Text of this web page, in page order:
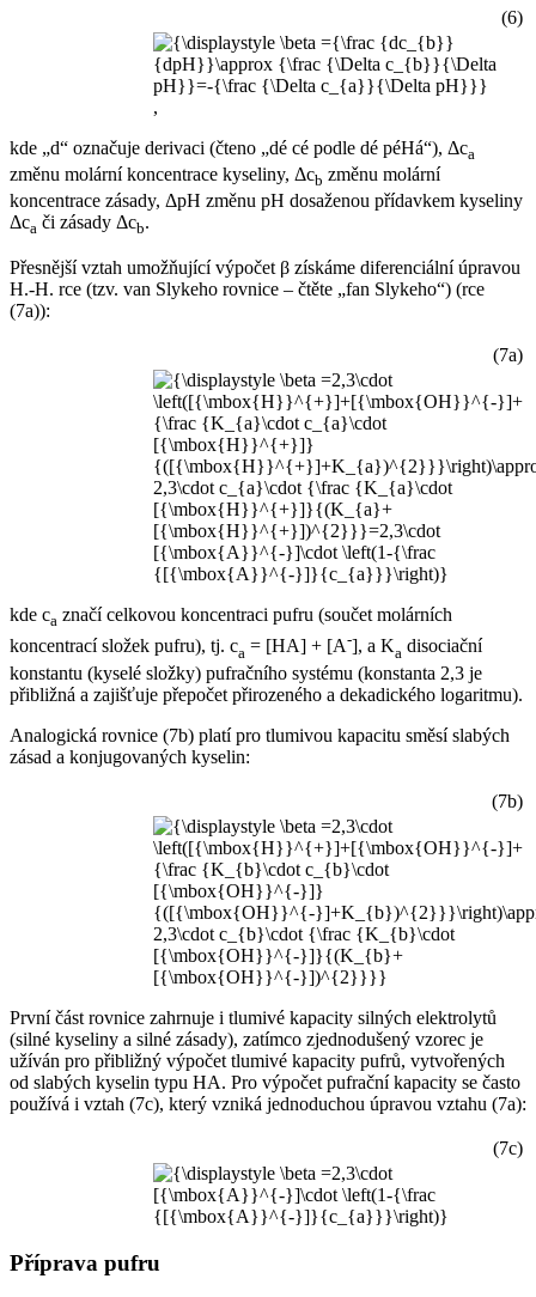
(6)
,
kde „d“ označuje derivaci (čteno „dé cé podle dé péHá“), Δca
změnu molární koncentrace kyseliny, Δcb změnu molární
koncentrace zásady, ΔpH změnu pH dosaženou přídavkem kyseliny
Δca či zásady Δcb.
Přesnější vztah umožňující výpočet β získáme diferenciální úpravou
H.-H. rce (tzv. van Slykeho rovnice – čtěte „fan Slykeho“) (rce
(7a)):
(7a)
kde ca značí celkovou koncentraci pufru (součet molárních
koncentrací složek pufru), tj. ca = [HA] + [A-], a Ka disociační
konstantu (kyselé složky) pufračního systému (konstanta 2,3 je
přibližná a zajišťuje přepočet přirozeného a dekadického logaritmu).
Analogická rovnice (7b) platí pro tlumivou kapacitu směsí slabých
zásad a konjugovaných kyselin:
(7b)
První část rovnice zahrnuje i tlumivé kapacity silných elektrolytů
(silné kyseliny a silné zásady), zatímco zjednodušený vzorec je
užíván pro přibližný výpočet tlumivé kapacity pufrů, vytvořených
od slabých kyselin typu HA. Pro výpočet pufrační kapacity se často
používá i vztah (7c), který vzniká jednoduchou úpravou vztahu (7a):
(7c)
Příprava pufru